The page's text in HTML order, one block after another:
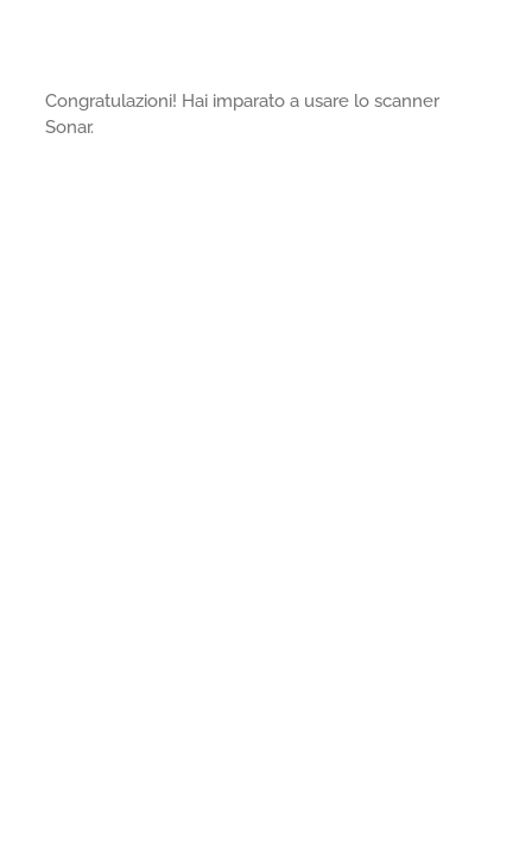
Congratulazioni! Hai imparato a usare lo scanner
Sonar.